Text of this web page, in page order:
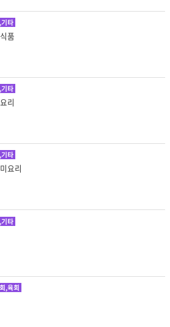
타
품
타
리
타
요리
타
,육회